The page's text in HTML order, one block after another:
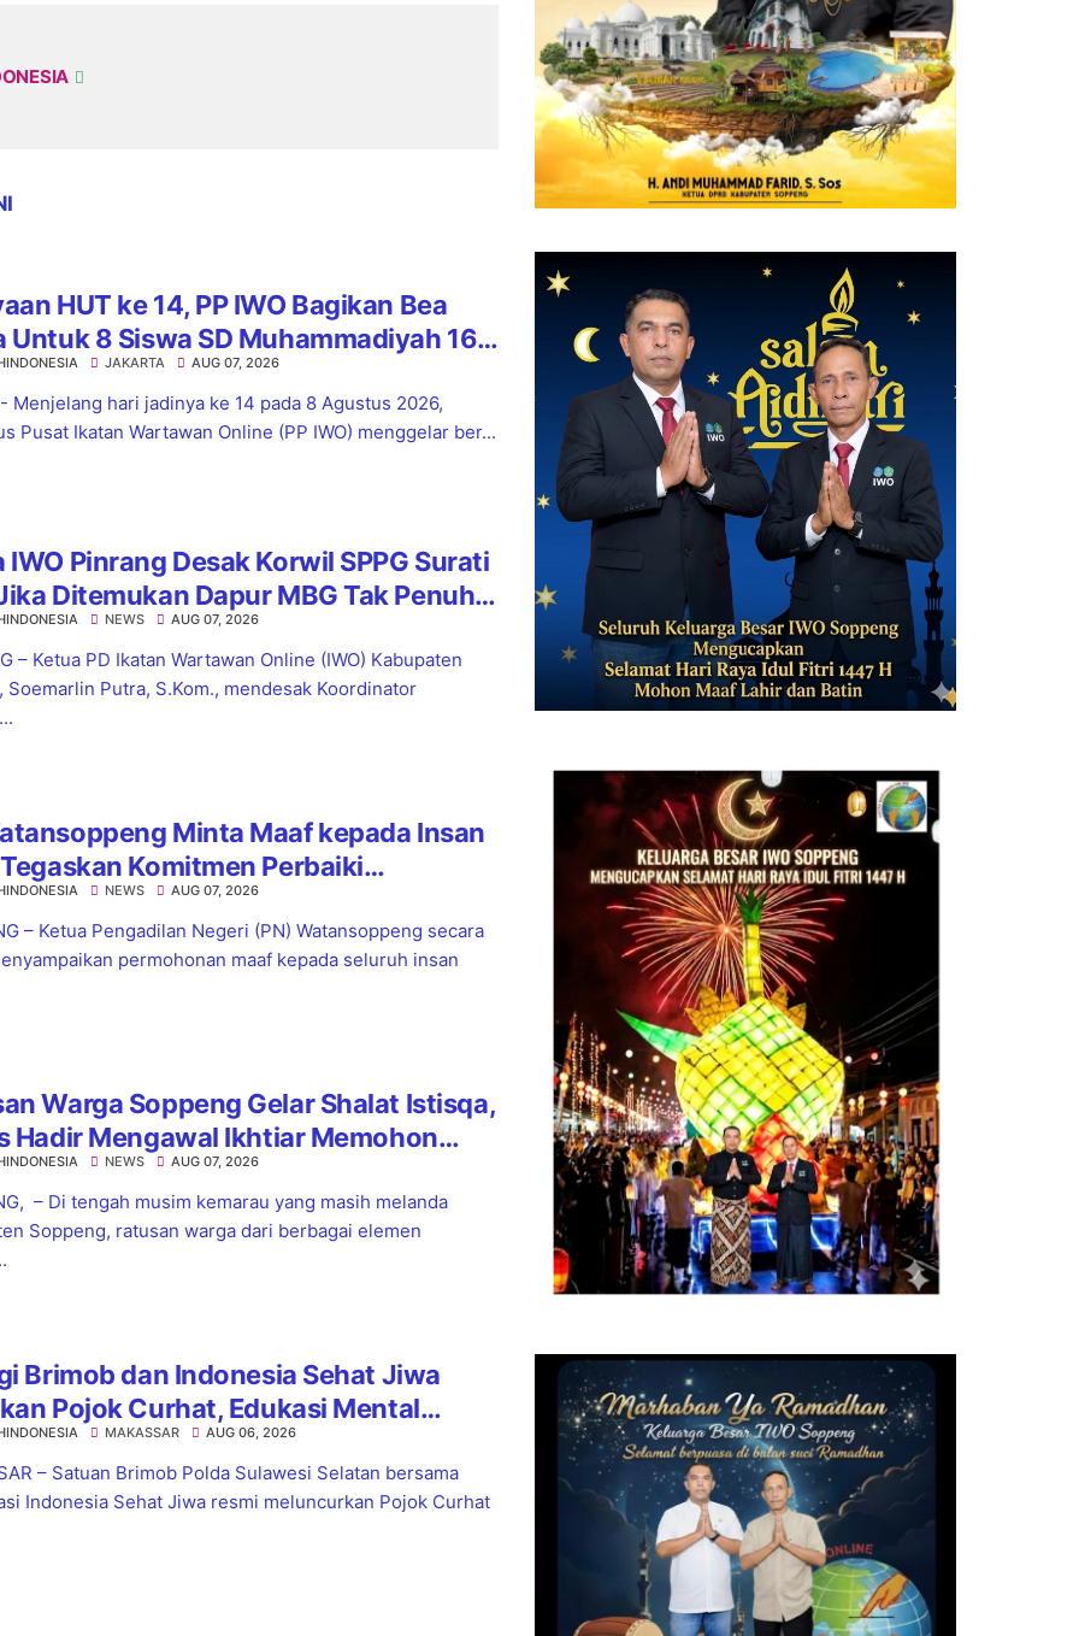
HUT ke 14, PP IWO Bagikan Bea
Untuk 8 Siswa SD Muhammadiyah 16
JAKARTA AUG 07, 2026
Menjelang hari jadinya ke 14 pada 8 Agustus 2026,
Pusat Ikatan Wartawan Online (PP IWO) menggelar ber...
IWO Pinrang Desak Korwil SPPG Surati
Ditemukan Dapur MBG Tak Penuhi
NEWS AUG 07, 2026
– Ketua PD Ikatan Wartawan Online (IWO) Kabupaten
Soemarlin Putra, S.Kom., mendesak Koordinator
Minta Maaf kepada Insan
Komitmen Perbaiki
NEWS AUG 07, 2026
– Ketua Pengadilan Negeri (PN) Watansoppeng secara
permohonan maaf kepada seluruh insan
Warga Soppeng Gelar Shalat Istisqa,
Hadir Mengawal Ikhtiar Memohon
Hujan
NEWS AUG 07, 2026
– Di tengah musim kemarau yang masih melanda
Soppeng, ratusan warga dari berbagai elemen
Brimob dan Indonesia Sehat Jiwa
Pojok Curhat, Edukasi Mental
Anti-Bullying
MAKASSAR AUG 06, 2026
– Satuan Brimob Polda Sulawesi Selatan bersama
Indonesia Sehat Jiwa resmi meluncurkan Pojok Curhat